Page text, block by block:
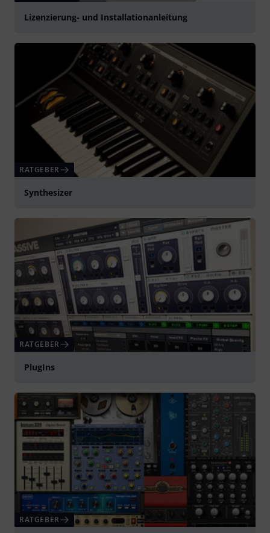
Lizenzierung- und Installationanleitung
RATGEBER
Synthesizer
RATGEBER
PlugIns
RATGEBER